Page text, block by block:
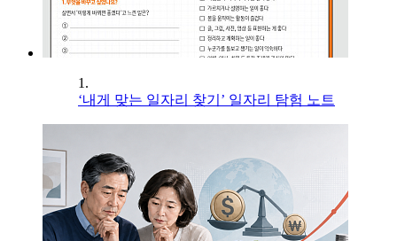
1.
‘내게 맞는 일자리 찾기’ 일자리 탐험 노트